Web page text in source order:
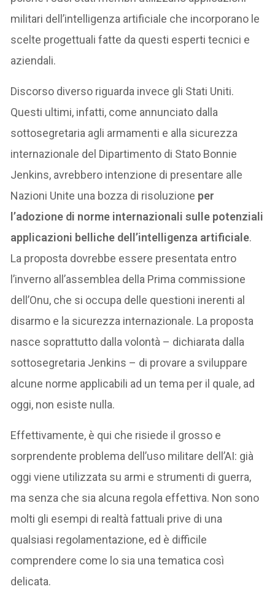
militari dell’intelligenza artificiale che incorporano le
scelte progettuali fatte da questi esperti tecnici e
aziendali.
Discorso diverso riguarda invece gli Stati Uniti.
Questi ultimi, infatti, come annunciato dalla
sottosegretaria agli armamenti e alla sicurezza
internazionale del Dipartimento di Stato Bonnie
Jenkins, avrebbero intenzione di presentare alle
Nazioni Unite una bozza di risoluzione per
l’adozione di norme internazionali sulle potenziali
applicazioni belliche dell’intelligenza artificiale.
La proposta dovrebbe essere presentata entro
l’inverno all’assemblea della Prima commissione
dell’Onu, che si occupa delle questioni inerenti al
disarmo e la sicurezza internazionale. La proposta
nasce soprattutto dalla volontà – dichiarata dalla
sottosegretaria Jenkins – di provare a sviluppare
alcune norme applicabili ad un tema per il quale, ad
oggi, non esiste nulla.
Effettivamente, è qui che risiede il grosso e
sorprendente problema dell’uso militare dell’AI: già
oggi viene utilizzata su armi e strumenti di guerra,
ma senza che sia alcuna regola effettiva. Non sono
molti gli esempi di realtà fattuali prive di una
qualsiasi regolamentazione, ed è difficile
comprendere come lo sia una tematica così
delicata.